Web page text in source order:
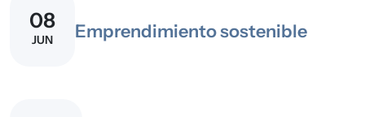
08
JUN Emprendimiento sostenible